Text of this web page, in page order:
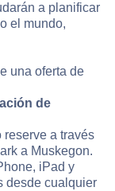
a planificar
el mundo,
una oferta de
de
a través
a Muskegon.
iPad y
desde cualquier